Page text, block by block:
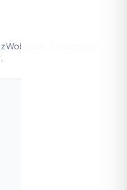
AI. Z łatwością